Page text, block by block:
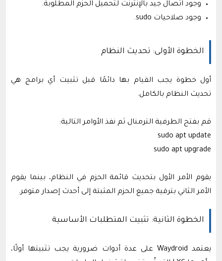
وجود اتصال جيد بالإنترنت لتحميل الحزم المطلوبة.
وجود صلاحيات sudo.
الخطوة الأولى: تحديث النظام
أول خطوة يجب القيام بها دائمًا قبل تثبيت أي برامج هي
تحديث النظام بالكامل.
قم بفتح الطرفية الترمنال ثم نفذ الأوامر التالية:
sudo apt update
sudo apt upgrade
يقوم الأمر الأول بتحديث قائمة الحزم في النظام، بينما يقوم
الأمر الثاني بترقية جميع الحزم المثبتة إلى أحدث إصدار متوفر.
الخطوة الثانية: تثبيت المتطلبات الأساسية
يعتمد Waydroid على عدة أدوات ضرورية يجب تثبيتها أولًا،